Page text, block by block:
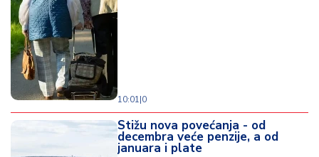
10:01|0
Stižu nova povećanja - od
decembra veće penzije, a od
januara i plate